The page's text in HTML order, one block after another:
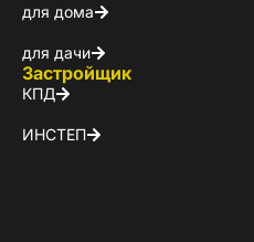
для дома
для дачи
Застройщик
КПД
ИНСТЕП